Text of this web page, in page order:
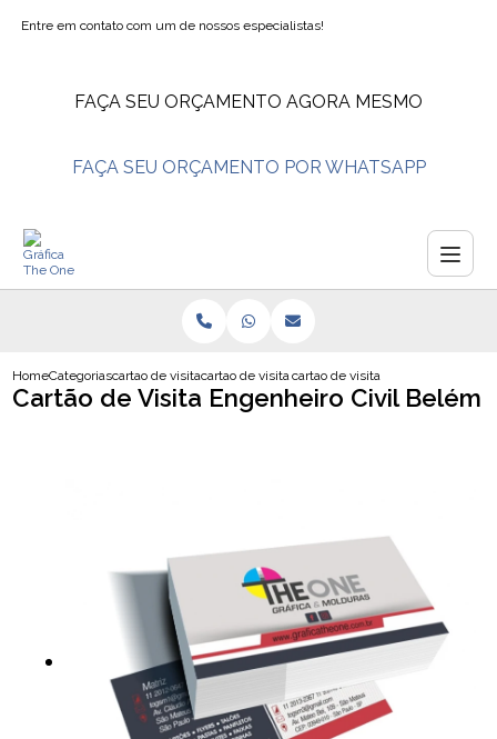
Entre em contato com um de nossos especialistas!
FAÇA SEU ORÇAMENTO AGORA MESMO
FAÇA SEU ORÇAMENTO POR WHATSAPP
HomeCategoriascartao de visitacartao de visita fisioterapiacartao de visita engenheiro civil
Cartão de Visita Engenheiro Civil Belém